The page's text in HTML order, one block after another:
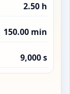
2.50 h
150.00 min
9,000 s